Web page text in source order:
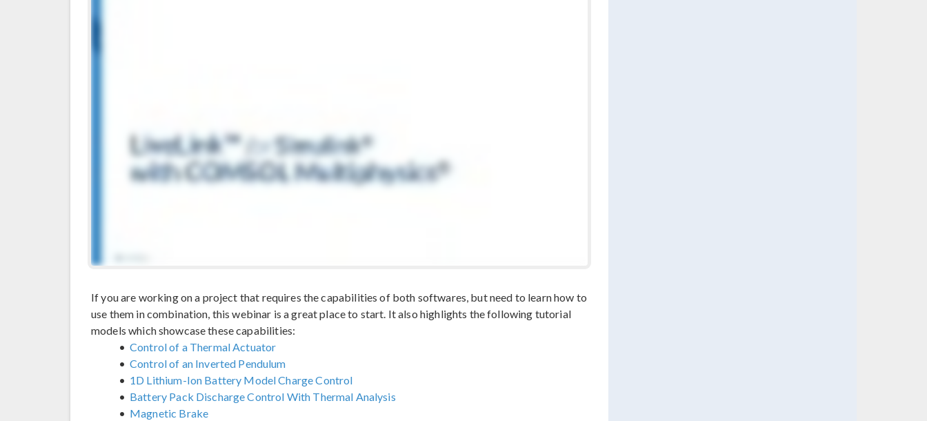
If you are working on a project that requires the capabilities of both softwares, but need to learn how to
use them in combination, this webinar is a great place to start. It also highlights the following tutorial
models which showcase these capabilities:
Control of a Thermal Actuator
Control of an Inverted Pendulum
1D Lithium-Ion Battery Model Charge Control
Battery Pack Discharge Control With Thermal Analysis
Magnetic Brake